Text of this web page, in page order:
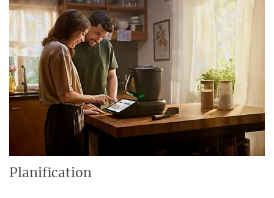
Planification